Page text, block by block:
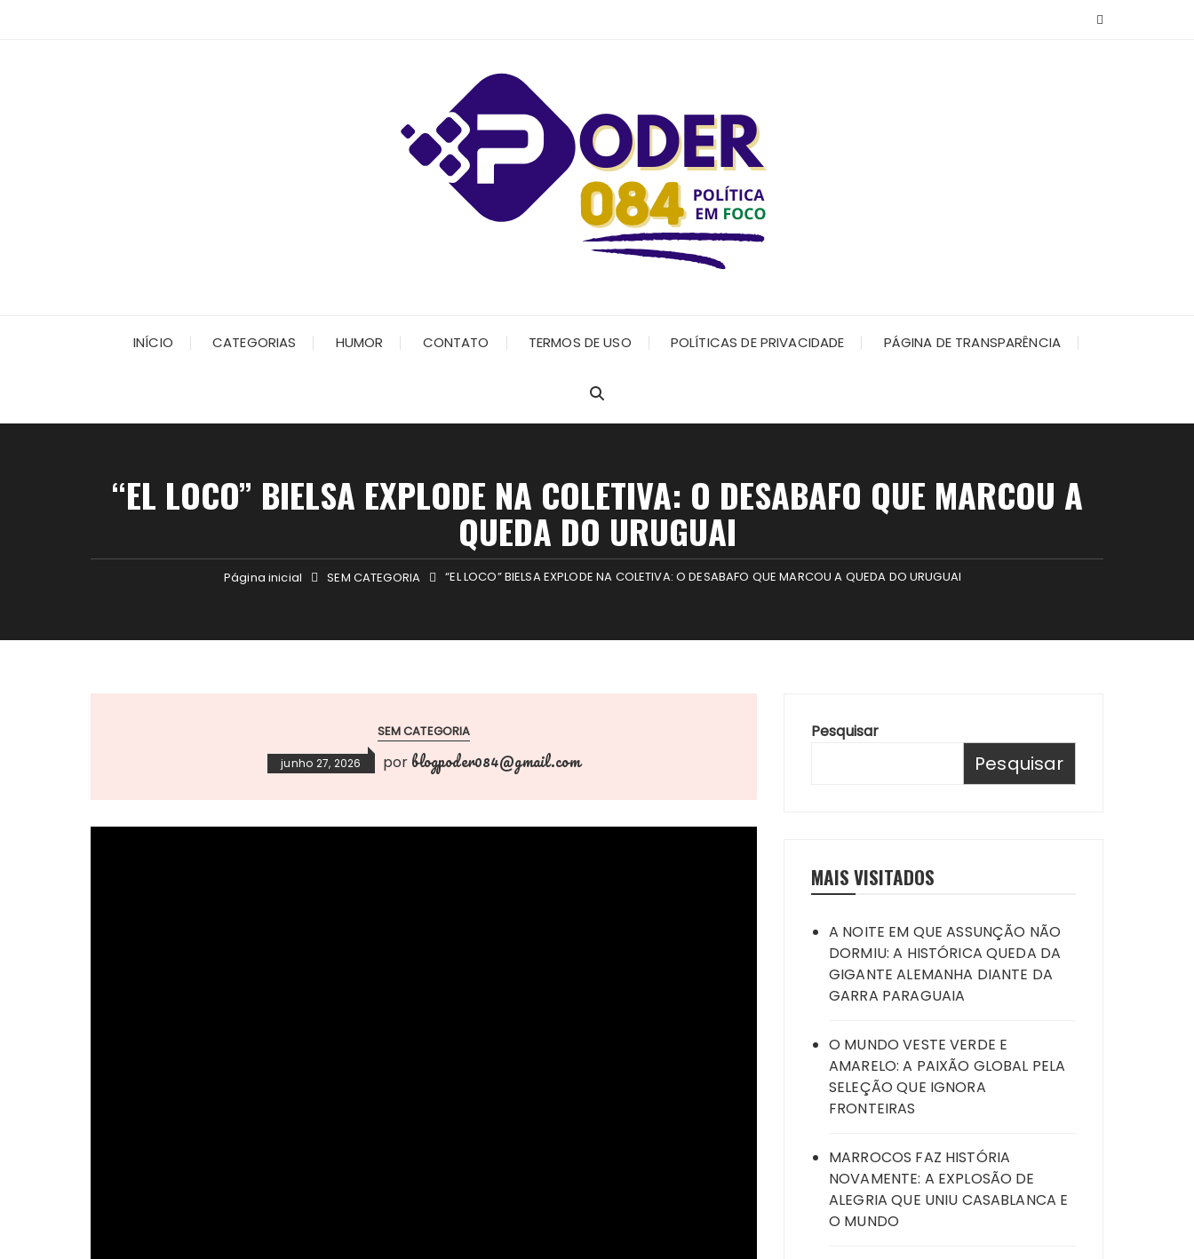
INÍCIO CATEGORIAS HUMOR CONTATO TERMOS DE USO POLÍTICAS DE PRIVACIDADE PÁGINA DE TRANSPARÊNCIA
“EL LOCO” BIELSA EXPLODE NA COLETIVA: O DESABAFO QUE MARCOU A
QUEDA DO URUGUAI
Página inicial SEM CATEGORIA “EL LOCO” BIELSA EXPLODE NA COLETIVA: O DESABAFO QUE MARCOU A QUEDA DO URUGUAI
SEM CATEGORIA
junho 27, 2026 por blogpoder084@gmail.com
Pesquisar
Pesquisar
MAIS VISITADOS
A NOITE EM QUE ASSUNÇÃO NÃO
DORMIU: A HISTÓRICA QUEDA DA
GIGANTE ALEMANHA DIANTE DA
GARRA PARAGUAIA
O MUNDO VESTE VERDE E
AMARELO: A PAIXÃO GLOBAL PELA
SELEÇÃO QUE IGNORA
FRONTEIRAS
MARROCOS FAZ HISTÓRIA
NOVAMENTE: A EXPLOSÃO DE
ALEGRIA QUE UNIU CASABLANCA E
O MUNDO